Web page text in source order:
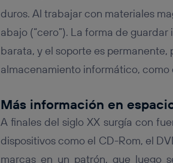
duros. Al trabajar con materiales
abajo (“cero”). La forma de
barata, y el soporte es
almacenamiento informático,
Más información en
A finales del siglo XX surgía con
dispositivos como el CD-Rom, el
marcas en un patrón, que luego